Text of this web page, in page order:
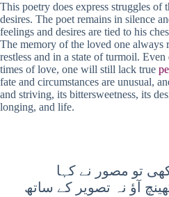
This poetry does express struggles
desires. The poet remains in silence
feelings and desires are tied to his
The memory of the loved one always
restless and in a state of turmoil.
times of love, one will still lack true
fate and circumstances are unusual,
and striving, its bittersweetness, its
longing, and life.
تو مصور نے کہا
آؤ نہ تصویر کے ساتھ